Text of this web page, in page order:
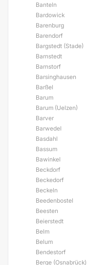
Banteln
Bardowick
Barenburg
Barendorf
Bargstedt (Stade)
Barnstedt
Barnstorf
Barsinghausen
Barßel
Barum
Barum (Uelzen)
Barver
Barwedel
Basdahl
Bassum
Bawinkel
Beckdorf
Beckedorf
Beckeln
Beedenbostel
Beesten
Beierstedt
Belm
Belum
Bendestorf
Berge (Osnabrück)